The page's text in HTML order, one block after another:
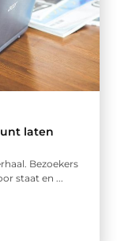
laten
Bezoekers
staat en ...